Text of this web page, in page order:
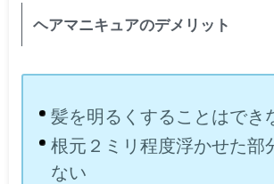
ヘアマニキュアのデメリット
髪を明るくすることはでき
根元２ミリ程度浮かせた部
ない